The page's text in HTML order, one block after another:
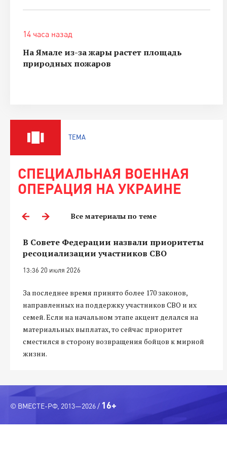
14 часа назад
На Ямале из-за жары растет площадь
природных пожаров
ТЕМА
СПЕЦИАЛЬНАЯ ВОЕННАЯ
ОПЕРАЦИЯ НА УКРАИНЕ
Все материалы по теме
В Совете Федерации назвали приоритеты
ресоциализации участников СВО
13:36 20 июля 2026
За последнее время принято более 170 законов,
направленных на поддержку участников СВО и их
семей. Если на начальном этапе акцент делался на
материальных выплатах, то сейчас приоритет
сместился в сторону возвращения бойцов к мирной
жизни.
© ВМЕСТЕ-РФ, 2013—2026 / 16+